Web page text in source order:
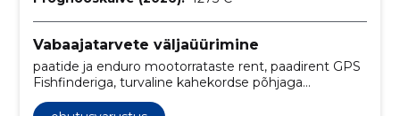
Vabaajatarvete väljaüürimine
paatide ja enduro mootorrataste rent, paadirent GPS
Fishfinderiga, turvaline kahekordse põhjaga
paadirent, paadirent saarte avastamiseks, husqvarna